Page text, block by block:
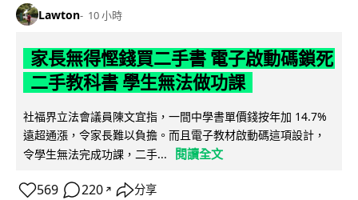
Lawton 10 小時
家長無得慳錢買二手書 電子啟動碼鎖死
二手教科書 學生無法做功課
社福界立法會議員陳文宜指，一間中學書單價錢按年加 14.7%
遠超通漲，令家長難以負擔。而且電子教材啟動碼這項設計，
令學生無法完成功課，二手...
閱讀全文
569 220 ↗ 分享